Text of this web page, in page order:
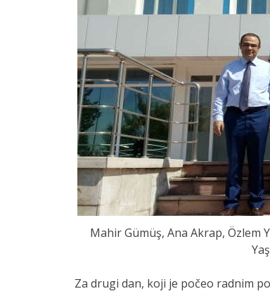
Mahir Gümüş, Ana Akrap, Özlem
Za drugi dan, koji je počeo radnim